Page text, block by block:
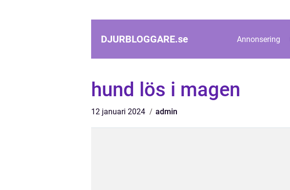
DJURBLOGGARE.se Annonsering
hund lös i magen
12 januari 2024 admin